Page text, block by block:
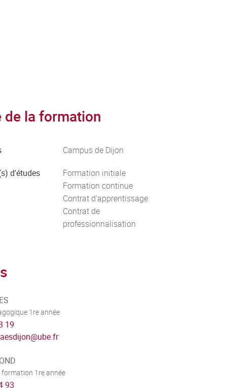
du stage est comprise entre 4 mois
et en distanciel ainsi que des
de la formation
Campus de Dijon
d'études
Formation initiale
Formation continue
Contrat d'apprentissage
Contrat de
professionnalisation
1re année
19
@ube.fr
formation 1re année
93